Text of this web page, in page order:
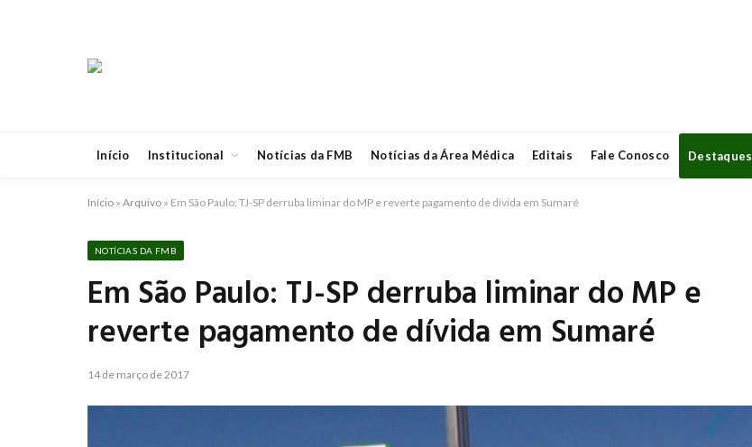
Início Institucional Notícias da FMB Notícias da Área Médica Editais Fale Conosco Destaques
Início » Arquivo » Em São Paulo: TJ-SP derruba liminar do MP e reverte pagamento de dívida em Sumaré
NOTÍCIAS DA FMB
Em São Paulo: TJ-SP derruba liminar do MP e
reverte pagamento de dívida em Sumaré
14 de março de 2017